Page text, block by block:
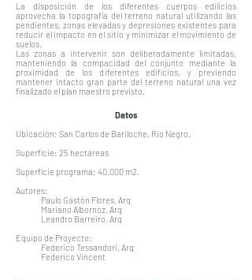
La disposición de los diferentes cuerpos edilicios
aprovecha la topografía del terreno natural utilizando las
pendientes, zonas elevadas y depresiones existentes para
reducir el impacto en el sitio y minimizar el movimiento de
suelos.
Las zonas a intervenir son deliberadamente limitadas,
manteniendo la compacidad del conjunto mediante la
proximidad de los diferentes edificios, y previendo
mantener intacto gran parte del terreno natural una vez
finalizado el plan maestro previsto.
Datos
Ubicación: San Carlos de Bariloche, Rio Negro.
Superficie: 25 hectáreas
Superficie programa: 40.000 m2.
Autores:
Paulo Gastón Flores, Arq
Mariano Albornoz, Arq
Leandro Barreiro, Arq
Equipo de Proyecto:
Federico Tessandori, Arq
Federico Vincent